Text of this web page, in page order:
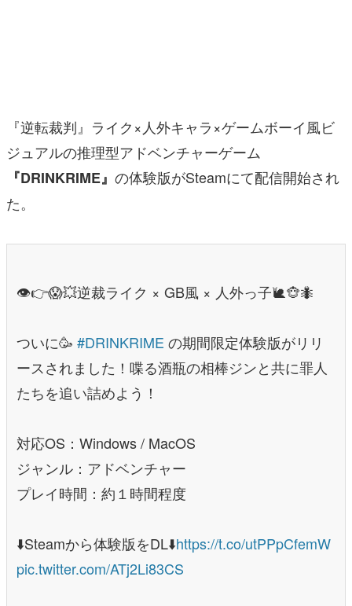
『逆転裁判』ライク×人外キャラ×ゲームボーイ風ビ
ジュアルの推理型アドベンチャーゲーム
『DRINKRIME』 の体験版がSteamにて配信開始され
た。
👁️👉😱💥逆裁ライク × GB風 × 人外っ子🐌🐵🐜
ついに🥳 #DRINKRIME の期間限定体験版がリリ
ースされました！喋る酒瓶の相棒ジンと共に罪人
たちを追い詰めよう！
対応OS：Windows / MacOS
ジャンル：アドベンチャー
プレイ時間：約１時間程度
⬇️Steamから体験版をDL⬇️https://t.co/utPPpCfemW
pic.twitter.com/ATj2Li83CS